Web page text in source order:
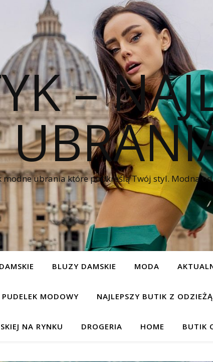
–
modne ubrania które podkreślą Twój styl. Modna
BLUZY DAMSKIE MODA
PUDELEK MODOWY NAJLEPSZY BUTIK Z ODZIEŻĄ
NA RYNKU DROGERIA HOME BUTIK